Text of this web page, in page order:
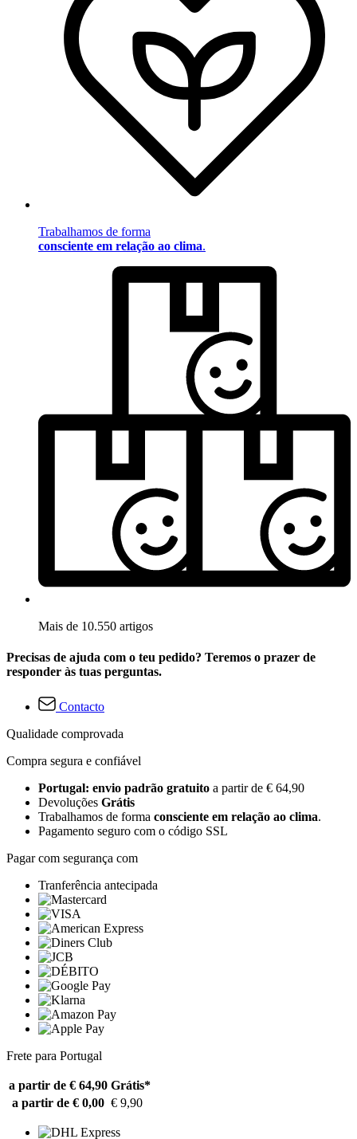
Trabalhamos de forma
consciente em relação ao clima.
Mais de 10.550 artigos
Precisas de ajuda com o teu pedido? Teremos o prazer de
responder às tuas perguntas.
Contacto
Qualidade comprovada
Compra segura e confiável
Portugal: envio padrão gratuito a partir de € 64,90
Devoluções Grátis
Trabalhamos de forma consciente em relação ao clima.
Pagamento seguro com o código SSL
Pagar com segurança com
Tranferência antecipada
Frete para Portugal
a partir de € 64,90 Grátis*
a partir de € 0,00 € 9,90